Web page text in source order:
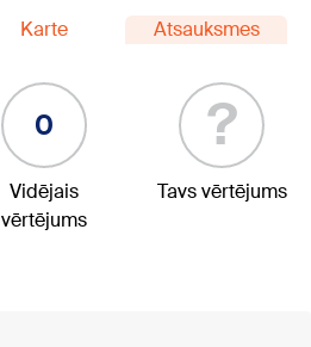
Karte Atsauksmes
0
Vidējais
vērtējums
?
Tavs vērtējums